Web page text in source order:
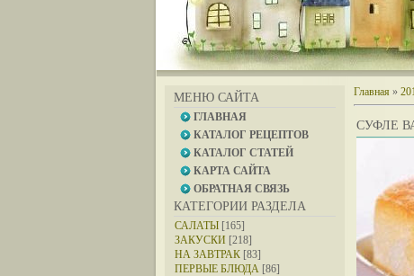
МЕНЮ САЙТА
ГЛАВНАЯ
КАТАЛОГ РЕЦЕПТОВ
КАТАЛОГ СТАТЕЙ
КАРТА САЙТА
ОБРАТНАЯ СВЯЗЬ
КАТЕГОРИИ РАЗДЕЛА
САЛАТЫ [165]
ЗАКУСКИ [218]
НА ЗАВТРАК [83]
ПЕРВЫЕ БЛЮДА [86]
Главная »
СУФЛЕ